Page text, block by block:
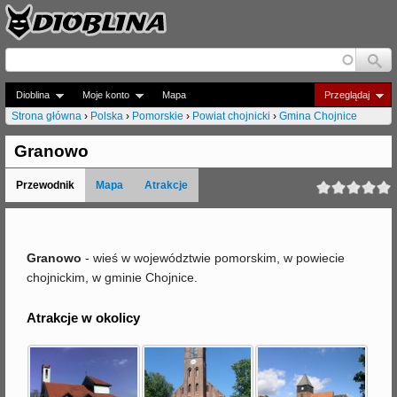
Jump to navigation
Dioblina Moje konto Przeglądaj
Mapa
J
e
s
Strona główna › Polska › Pomorskie › Powiat chojnicki › Gmina Chojnice
Granowo
Przewodnik Mapa Atrakcje
Granowo - wieś w województwie pomorskim, w powiecie
chojnickim, w gminie Chojnice.
Atrakcje w okolicy